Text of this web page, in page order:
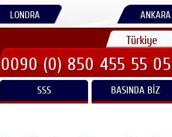
LONDRA ANKARA
Türkiye
0090 (0) 850 455 55 05
SSS BASINDA BIZ